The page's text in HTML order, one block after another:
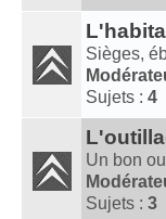
Sièges,
Sujets : 4
Un bon
Sujets : 3